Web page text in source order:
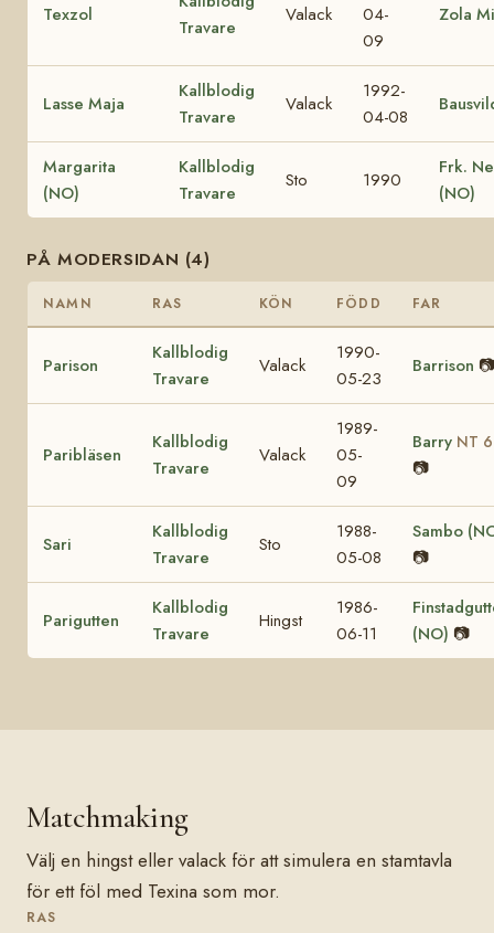
Texzol
Travare
Valack
04-
09
Zola
Lasse Maja
Kallblodig
Travare
Valack
1992-
04-08
Margarita
(NO)
Kallblodig
Travare
Sto 1990
Frk.
(NO)
PÅ MODERSIDAN (4)
NAMN RAS KÖN FÖDD FAR
Parison
Kallblodig
Travare
Valack
1990-
05-23
Barrison 📷
Paribläsen
Kallblodig
Travare
Valack
1989-
05-
09
Barry NT
📷
Sari
Kallblodig
Travare
Sto
1988-
05-08
Sambo
📷
Parigutten
Kallblodig
Travare
Hingst
1986-
06-11
(NO) 📷
Matchmaking
Välj en hingst eller valack för att simulera en stamtavla
för ett föl med Texina som mor.
RAS